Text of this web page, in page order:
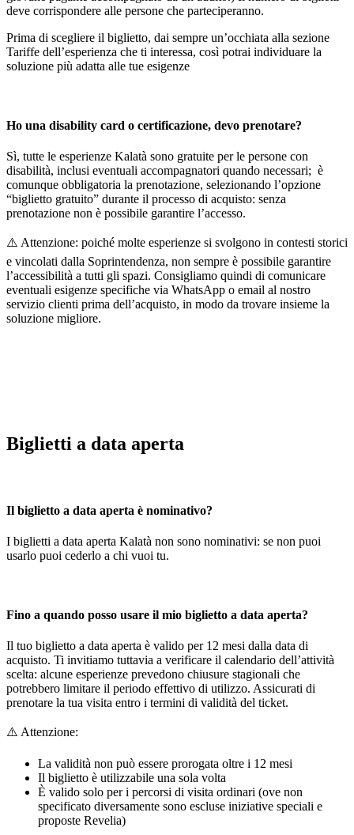
deve corrispondere alle persone che parteciperanno.
Prima di scegliere il biglietto, dai sempre un’occhiata alla sezione
Tariffe dell’esperienza che ti interessa, così potrai individuare la
soluzione più adatta alle tue esigenze
Ho una disability card o certificazione, devo prenotare?
Sì, tutte le esperienze Kalatà sono gratuite per le persone con
disabilità, inclusi eventuali accompagnatori quando necessari; è
comunque obbligatoria la prenotazione, selezionando l’opzione
“biglietto gratuito” durante il processo di acquisto: senza
prenotazione non è possibile garantire l’accesso.
⚠️ Attenzione: poiché molte esperienze si svolgono in contesti storici
e vincolati dalla Soprintendenza, non sempre è possibile garantire
l’accessibilità a tutti gli spazi. Consigliamo quindi di comunicare
eventuali esigenze specifiche via WhatsApp o email al nostro
servizio clienti prima dell’acquisto, in modo da trovare insieme la
soluzione migliore.
Biglietti a data aperta
Il biglietto a data aperta è nominativo?
I biglietti a data aperta Kalatà non sono nominativi: se non puoi
usarlo puoi cederlo a chi vuoi tu.
Fino a quando posso usare il mio biglietto a data aperta?
Il tuo biglietto a data aperta è valido per 12 mesi dalla data di
acquisto. Ti invitiamo tuttavia a verificare il calendario dell’attività
scelta: alcune esperienze prevedono chiusure stagionali che
potrebbero limitare il periodo effettivo di utilizzo. Assicurati di
prenotare la tua visita entro i termini di validità del ticket.
⚠️ Attenzione:
La validità non può essere prorogata oltre i 12 mesi
Il biglietto è utilizzabile una sola volta
È valido solo per i percorsi di visita ordinari (ove non
specificato diversamente sono escluse iniziative speciali e
proposte Revelia)